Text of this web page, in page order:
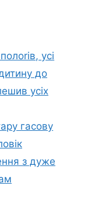
усі
до
усіх
гасову
з дуже